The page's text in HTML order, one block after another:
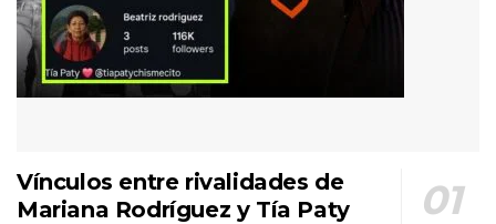
Vínculos entre rivalidades de
Mariana Rodríguez y Tía Paty